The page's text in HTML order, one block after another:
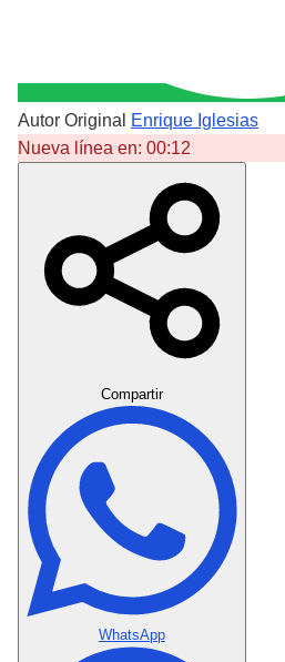
Autor Original
Enrique Iglesias
Nueva línea en: 00:12
Compartir
WhatsApp